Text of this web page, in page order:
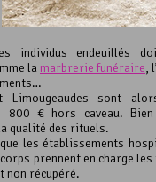
individus endeuillés
la marbrerie funéraire,
Limougeaudes sont
800 € hors caveau.
qualité des rituels.
les établissements
prennent en charge
non récupéré.